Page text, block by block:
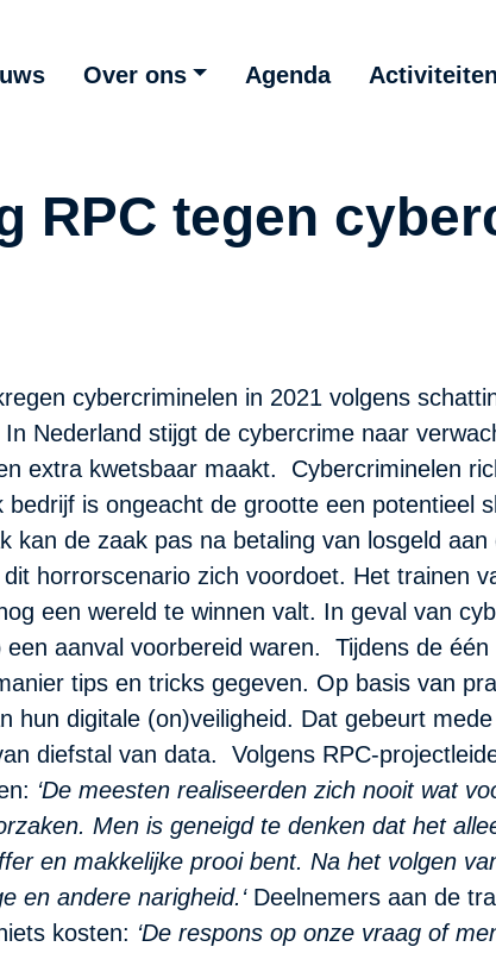
Over ons Agenda Activiteiten
RPC tegen
cybercriminelen in 2021 volgens
Nederland stijgt de cybercrime naar
extra kwetsbaar maakt. Cybercriminelen
is ongeacht de grootte een potentieel
kan de zaak pas na betaling van losgeld
horrorscenario zich voordoet. Het trainen
een wereld te winnen valt. In geval van
aanval voorbereid waren. Tijdens de
tips en tricks gegeven. Op basis van
hun digitale (on)veiligheid. Dat gebeurt
diefstal van data. Volgens RPC-
‘De meesten realiseerden zich nooit wat
Men is geneigd te denken dat het
en makkelijke prooi bent. Na het volgen
en andere narigheid.‘Deelnemers aan de
kosten: ‘De respons op onze vraag of